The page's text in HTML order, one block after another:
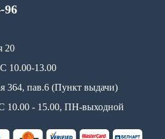
96
20
10.00-13.00
364, пав.6 (Пункт выдачи)
10.00 - 15.00, ПН-выходной